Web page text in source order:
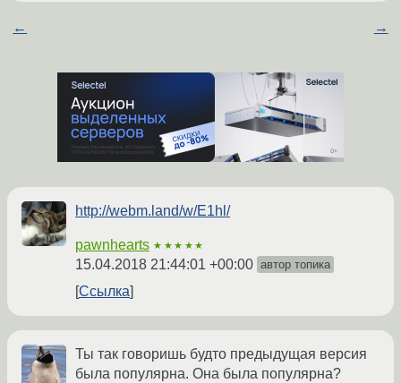
← →
http://webm.land/w/E1hl/
pawnhearts ★★★★★
15.04.2018 21:44:01 +00:00 автор топика
Ссылка
Ты так говоришь будто предыдущая версия
была популярна. Она была популярна?